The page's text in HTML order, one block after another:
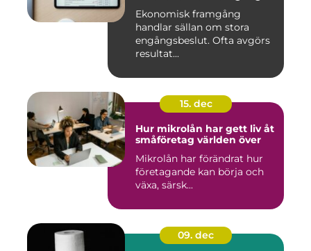
Ekonomisk framgång
handlar sällan om stora
engångsbeslut. Ofta avgörs
resultat...
15. dec
Hur mikrolån har gett liv åt
småföretag världen över
Mikrolån har förändrat hur
företagande kan börja och
växa, särsk...
09. dec